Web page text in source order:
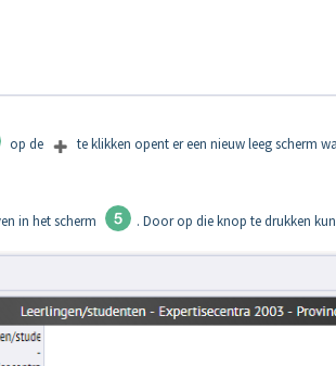
op de
te klikken opent er een nieuw leeg scherm
in het scherm
. Door op die knop te drukken